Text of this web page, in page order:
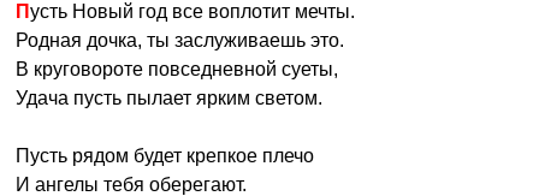
Пусть Новый год все воплотит мечты.
Родная дочка, ты заслуживаешь это.
В круговороте повседневной суеты,
Удача пусть пылает ярким светом.
Пусть рядом будет крепкое плечо
И ангелы тебя оберегают.